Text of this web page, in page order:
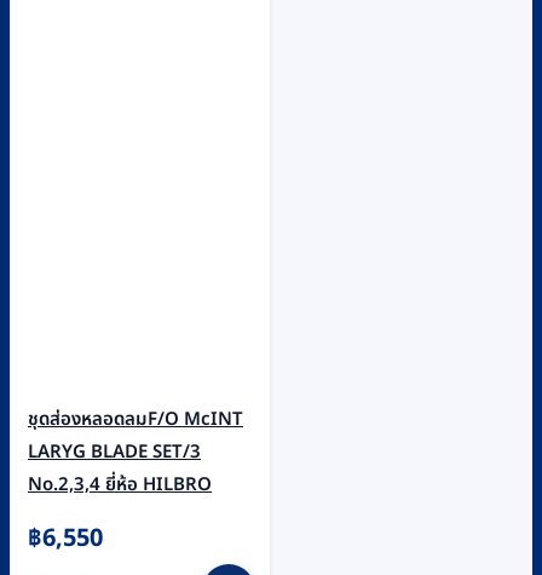
ชุดส่องหลอดลมF/O McINT
LARYG BLADE SET/3
No.2,3,4 ยี่ห้อ HILBRO
฿6,550